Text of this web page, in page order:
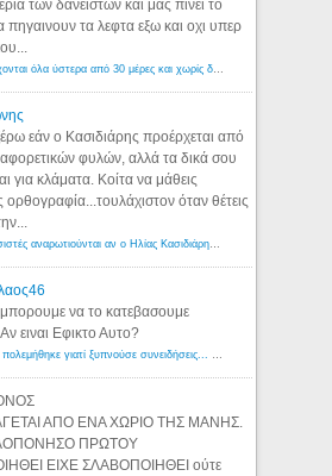
των δανειστων και μας πινει το
πηγαινουν τα λεφτα εξω και οχι υπερ
Εφορία: Κατάσχονται όλα ύστερα από 30 μέρες και χωρίς δικαστικές αποφάσεις - Λόγιος Ερμής
εάν ο Κασιδιάρης προέρχεται από
φυλών, αλλά τα δικά σου
για κλάματα. Κοίτα να μάθεις
ορθογραφία...τουλάχιστον όταν θέτεις
Αμερικανοί ρατσιστές αναρωτιούνται αν ο Ηλίας Κασιδιάρης ανήκει στη λευκή φυλή... - Λόγιος Ερμής
να το κατεβασουμε
ειναι Εφικτο Αυτο?
Ένα βιβλίο που πολεμήθηκε γιατί ξυπνούσε συνειδήσεις... - Λόγιος Ερμής | Η γνώση ξεκινάει με την αναζήτηση...
ΑΠΟ ΕΝΑ ΧΩΡΙΟ ΤΗΣ ΜΑΝΗΣ.
ΠΡΩΤΟΥ
ΕΙΧΕ ΣΛΑΒΟΠΟΙΗΘΕΙ ούτε